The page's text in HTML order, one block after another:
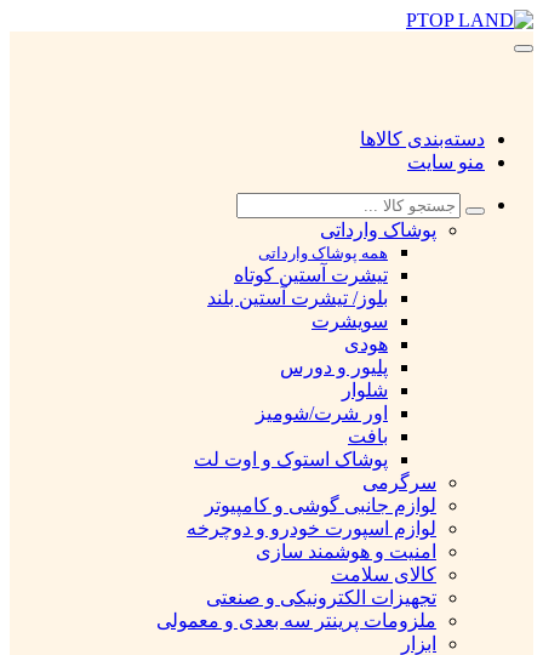
دسته‌بندی کالاها
منو سایت
پوشاک وارداتی
همه پوشاک وارداتی
تیشرت آستین کوتاه
بلوز/ تیشرت آستین بلند
سویشرت
هودی
پلیور و دورس
شلوار
اور شرت/شومیز
بافت
پوشاک استوک و اوت لت
سرگرمی
لوازم جانبی گوشی و کامپیوتر
لوازم اسپورت خودرو و دوچرخه
امنیت و هوشمند سازی
کالای سلامت
تجهیزات الکترونیکی و صنعتی
ملزومات پرینتر سه بعدی و معمولی
ابزار